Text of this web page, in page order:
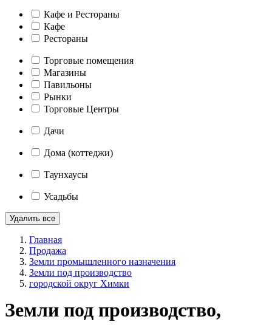
Кафе и Рестораны
Кафе
Рестораны
Торговые помещения
Магазины
Павильоны
Рынки
Торговые Центры
Дачи
Дома (коттеджи)
Таунхаусы
Усадьбы
Удалить все
Главная
Продажа
Земли промышленного назначения
Земли под производство
городской округ Химки
Земли под производство,